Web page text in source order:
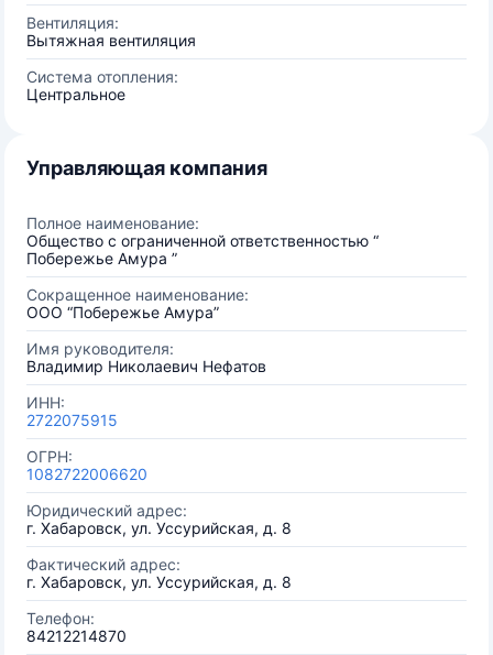
Вентиляция:
Вытяжная вентиляция
Система отопления:
Центральное
Управляющая компания
Полное наименование:
Общество с ограниченной ответственностью “
Побережье Амура ”
Сокращенное наименование:
ООО “Побережье Амура”
Имя руководителя:
Владимир Николаевич Нефатов
ИНН:
2722075915
ОГРН:
1082722006620
Юридический адрес:
г. Хабаровск, ул. Уссурийская, д. 8
Фактический адрес:
г. Хабаровск, ул. Уссурийская, д. 8
Телефон:
84212214870